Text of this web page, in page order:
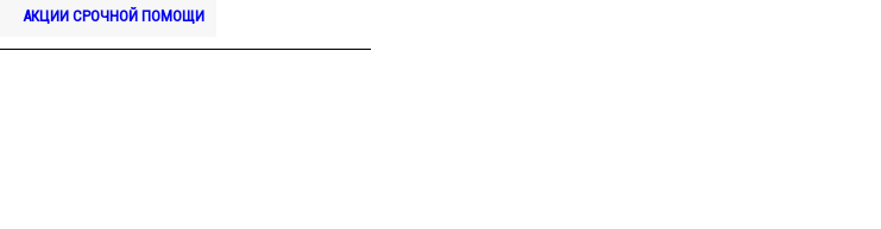
АКЦИИ СРОЧНОЙ ПОМОЩИ